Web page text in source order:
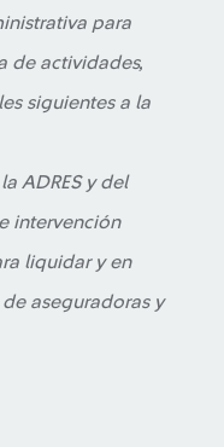
para
de actividades,
siguientes a la
ADRES y del
intervención
liquidar y en
aseguradoras y